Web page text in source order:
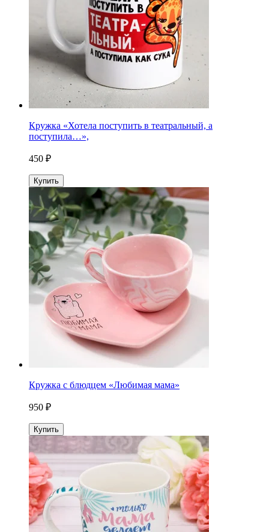
Кружка «Хотела поступить в театральный, а
поступила…»,
450 ₽
Купить
Кружка с блюдцем «Любимая мама»
950 ₽
Купить